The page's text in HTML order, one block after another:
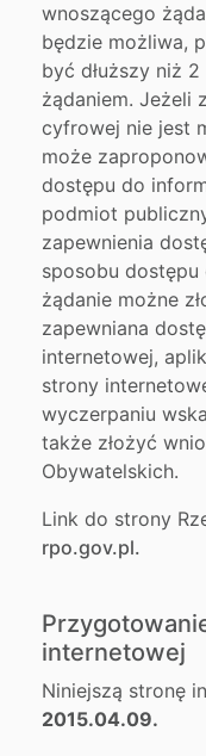
wnoszącego
będzie możliwa,
być dłuższy niż
żądaniem. Jeżeli
cyfrowej nie jest
może
dostępu do
podmiot
zapewnienia
sposobu
żądanie możne
zapewniana
internetowej,
strony
wyczerpaniu
także złożyć
Obywatelskich.
Link do strony
rpo.gov.pl.
internetowej
Niniejszą stronę
2015.04.09.